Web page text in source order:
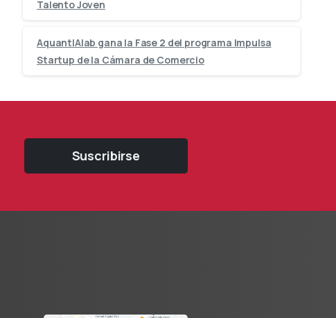
Talento Joven
AquantIAlab gana la Fase 2 del programa Impulsa
Startup de la Cámara de Comercio
Suscribirse